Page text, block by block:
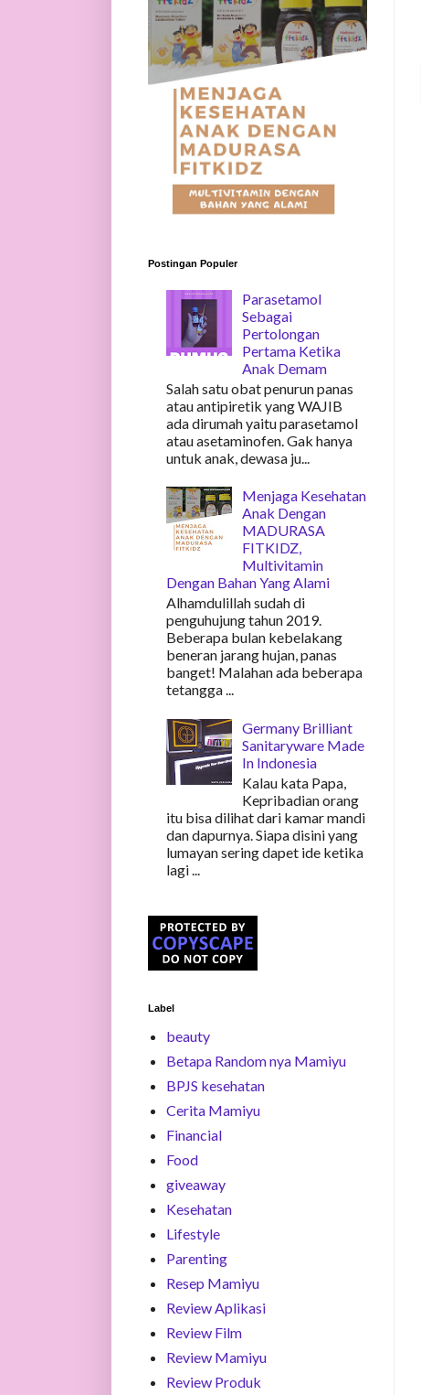
Postingan Populer
Parasetamol
Sebagai
Pertolongan
Pertama Ketika
Anak Demam
Salah satu obat penurun panas
atau antipiretik yang WAJIB
ada dirumah yaitu parasetamol
atau asetaminofen. Gak hanya
untuk anak, dewasa ju...
Menjaga Kesehatan
Anak Dengan
MADURASA
FITKIDZ,
Multivitamin
Dengan Bahan Yang Alami
Alhamdulillah sudah di
penguhujung tahun 2019.
Beberapa bulan kebelakang
beneran jarang hujan, panas
banget! Malahan ada beberapa
tetangga ...
Germany Brilliant
Sanitaryware Made
In Indonesia
Kalau kata Papa,
Kepribadian orang
itu bisa dilihat dari kamar mandi
dan dapurnya. Siapa disini yang
lumayan sering dapet ide ketika
lagi ...
Label
beauty
Betapa Random nya Mamiyu
BPJS kesehatan
Cerita Mamiyu
Financial
Food
giveaway
Kesehatan
Lifestyle
Parenting
Resep Mamiyu
Review Aplikasi
Review Film
Review Mamiyu
Review Produk